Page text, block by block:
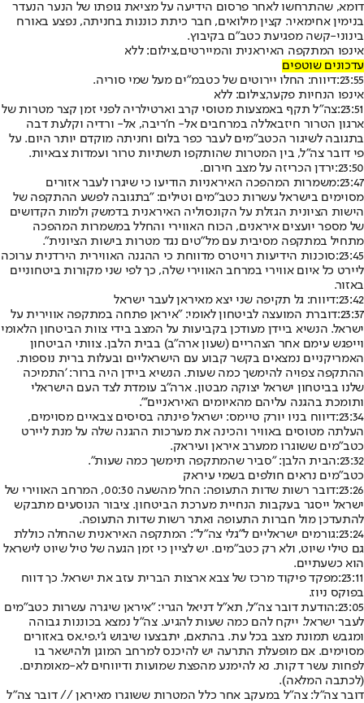
דומא, שהתרחשו לאחר פרסום הידיעה על מציאת גופתו של הנער הנעדר
בנימין אחימאיר. קצין מילואים, חבר כיתת כוננות בחניתה, נפצע באורח
בינוני-קשה מפגיעת כטב"ם בקיבוץ.
אינפו המתקפה האיראנית והמיירטים,צילום: ללא
עדכונים שוטפים
23:55: דיווח: החלו יירוטים של כטבמ"ים מעל שמי סוריה.
אינפו הנחיות פקער,צילום: ללא
23:51: צה"ל תקף באמצעות מטוסי קרב וארטילריה לפני זמן קצר מטרות של
ארגון הטרור חיזבאללה במרחבים אל- ח'ריבה, אל- ורדיה וקלעת דבה
בתגובה לשיגור הכטב"מים לעבר כפר בלום וחניתה מוקדם יותר היום. על
פי דובר צה"ל, בין המטרות שהותקפו תשתיות טרור ועמדות צבאיות.
23:50: ירדן הכריזה על מצב חירום.
23:47: משמרות המהפכה האיראניות הודיעו כי שיגרו לעבר אזורים
מסוימים בישראל עשרות כטב"מים וטילים: "בתגובה לפשע ההתקפה של
הישות הציונית הגזלת על הקונסוליה האיראנית בדמשק ולמות הקדושים
של מספר יועצים איראנים, הכוח האווירי והחלל במשמרות המהפכה
מתחיל במתקפה מסיבית עם מל"טים נגד מטרות בישות הציונית".
23:45: סוכנות הידיעות רויטרס מדווחת כי ההגנה האווירית הירדנית ערוכה
ליירט כל איום אווירי במרחב האווירי שלה, כך לפי שני מקורות ביטחוניים
באזור.
23:42: דיווח: גל תקיפה שני יצא מאיראן לעבר ישראל
23:37: דוברת המועצה לביטחון לאומי: "איראן פתחה במתקפה אווירית על
ישראל. הנשיא ביידן מעודכן בקביעות על המצב בידי צוות הביטחון הלאומי
וייפגש עימם אחר הצהריים (שעון ארה"ב) בבית הלבן. צוותי הביטחון
האמריקניים נמצאים בקשר קבוע עם הישראליים ובעלות ברית נוספות.
ההתקפה צפויה להימשך כמה שעות. הנשיא ביידן היה ברור: 'התמיכה
שלנו בביטחון ישראל יצוקה מבטון. ארה"ב עומדת לצד העם הישראלי
ותומכת בהגנה עליהם מהאיומים האיראניים'".
23:34: דיווח בניו יורק טיימס: ישראל פינתה בסיסים צבאיים מסוימים,
העלתה מטוסים באוויר והכינה את מערכות ההגנה שלה על מנת ליירט
כטב"מים ששוגרו ממערב איראן ועיראק.
23:32: הבית הלבן: "סביר שהמתקפה תימשך כמה שעות".
כטב"מים נראים חולפים בשמי עיראק
23:26:
דובר רשות שדות התעופה: החל מהשעה 00:30, המרחב האווירי של
ישראל ייסגר בעקבות הנחיית מערכת הביטחון. ציבור הנוסעים מתבקש
להתעדכן מול חברות התעופה ואתר רשות שדות התעופה.
23:24: גורמים ישראליים ל"גלי צה״ל": המתקפה האיראנית שהחלה כוללת
גם טילי שיוט, ולא רק כטב״מים. יש לציין כי זמן הגעה של טיל שיוט לישראל
הוא כשעתיים.
23:11: מפקד פיקוד מרכז של צבא ארצות הברית עזב את ישראל. כך דווח
בפוקס ניוז.
23:05: הודעת דובר צה"ל, תא"ל דניאל הגרי: "איראן שיגרה עשרות כטב"מים
לעבר ישראל. ייקח להם כמה שעות להגיע. צה"ל נמצא בכוננות גבוהה
ומגבש תמונת מצב בכל עת. בהתאם, יתבצעו שיבוש ג'י.פי.אס באזורים
מסוימים. אם מופעלת התרעה יש להיכנס למרחב המוגן ולהישאר בו
לפחות עשר דקות. נא להימנע מהפצת שמועות ודיווחים לא-מאומתים.
(לכתבה המלאה).
דובר צה"ל: צה"ל במעקב אחר כלל המטרות ששוגרו מאיראן // דובר צה"ל